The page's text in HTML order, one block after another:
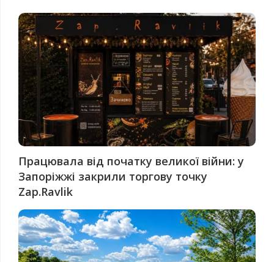
Працювала від початку великої війни: у
Запоріжжі закрили торгову точку
Zap.Ravlik